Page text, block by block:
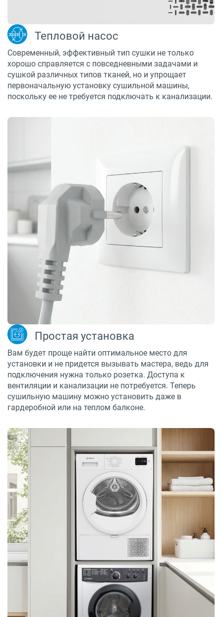
Тепловой насос
Современный, эффективный тип сушки не только
хорошо справляется с повседневными задачами и
сушкой различных типов тканей, но и упрощает
первоначальную установку сушильной машины,
поскольку ее не требуется подключать к канализации.
Простая установка
Вам будет проще найти оптимальное место для
установки и не придется вызывать мастера, ведь для
подключения нужна только розетка. Доступа к
вентиляции и канализации не потребуется. Теперь
сушильную машину можно установить даже в
гардеробной или на теплом балконе.